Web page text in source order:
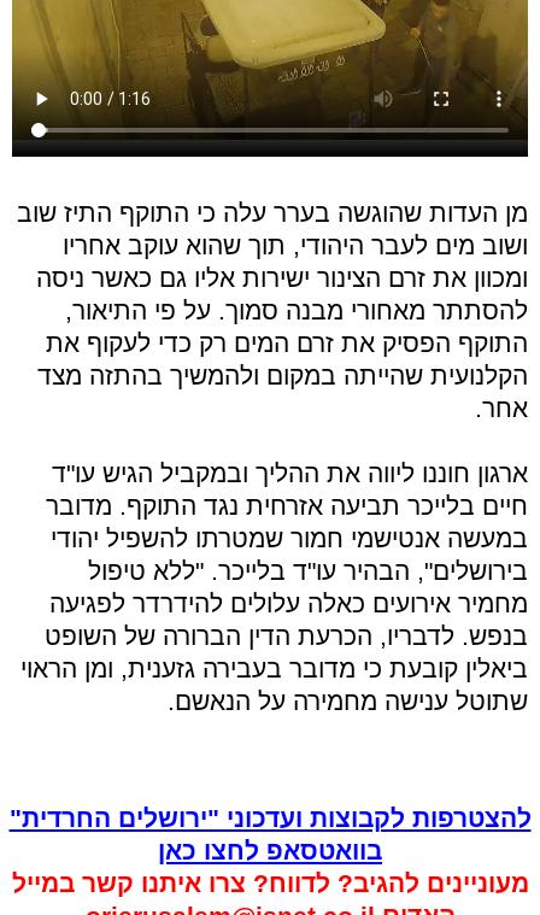
מן העדות שהוגשה בערר עלה כי התוקף התיז שוב
ושוב מים לעבר היהודי, תוך שהוא עוקב אחריו
ומכוון את זרם הצינור ישירות אליו גם כאשר ניסה
להסתתר מאחורי מבנה סמוך. על פי התיאור,
התוקף הפסיק את זרם המים רק כדי לעקוף את
הקלנועית שהייתה במקום ולהמשיך בהתזה מצד
אחר.
ארגון חוננו ליווה את ההליך ובמקביל הגיש עו"ד
חיים בלייכר תביעה אזרחית נגד התוקף. מדובר
במעשה אנטישמי חמור שמטרתו להשפיל יהודי
בירושלים", הבהיר עו"ד בלייכר. "ללא טיפול
מחמיר אירועים כאלה עלולים להידרדר לפגיעה
בנפש. לדבריו, הכרעת הדין הברורה של השופט
ביאלין קובעת כי מדובר בעבירה גזענית, ומן הראוי
שתוטל ענישה מחמירה על הנאשם.
להצטרפות לקבוצות ועדכוני "ירושלים החרדית"
בוואטסאפ לחצו כאן
מעוניינים להגיב? לדווח? צרו איתנו קשר במייל